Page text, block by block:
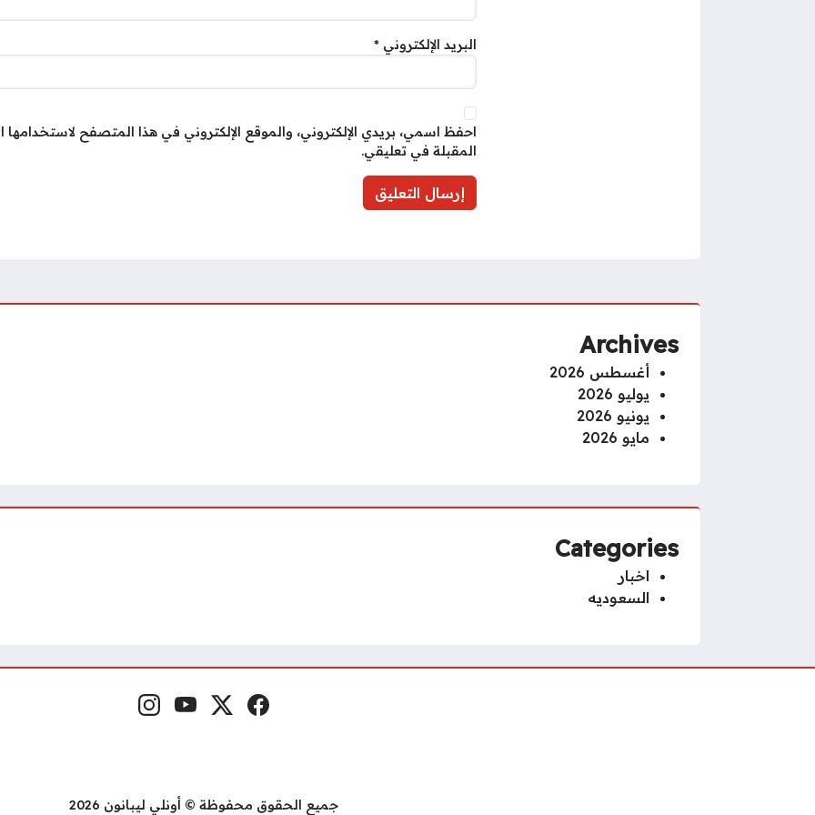
البريد الإلكتروني *
احفظ اسمي، بريدي الإلكتروني، والموقع الإلكتروني في هذا المتصفح لاستخدامها
المقبلة في تعليقي.
Archives
أغسطس 2026
يوليو 2026
يونيو 2026
مايو 2026
Categories
اخبار
السعوديه
مواقع التواصل فيسبوكمنصة إكس
يوتيوبإنستغرام
جميع الحقوق محفوظة © أونلي ليبانون 2026